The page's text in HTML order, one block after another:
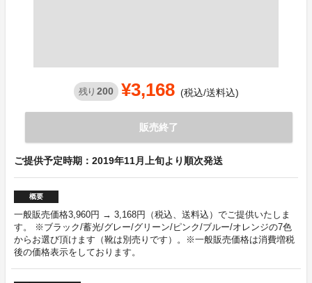
残り 200 ¥3,168 (税込/送料込)
販売終了
ご提供予定時期：2019年11月上旬より順次発送
概要
一般販売価格3,960円 → 3,168円（税込、送料込）でご提供いたしま
す。 ※ブラック/蓄光/グレー/グリーン/ピンク/ブルー/オレンジの7色
からお選び頂けます（靴は別売りです）。※一般販売価格は消費増税
後の価格表示をしております。